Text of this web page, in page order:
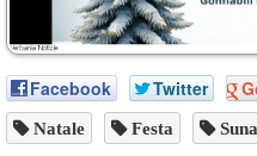
Facebook Twitter
Natale Festa